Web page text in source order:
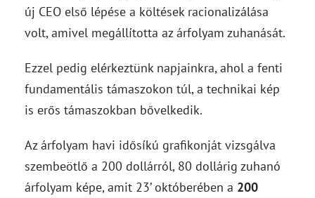
új CEO első lépése a költések racionalizálása
volt, amivel megállította az árfolyam zuhanását.
Ezzel pedig elérkeztünk napjainkra, ahol a fenti
fundamentális támaszokon túl, a technikai kép
is erős támaszokban bővelkedik.
Az árfolyam havi idősíkú grafikonját vizsgálva
szembeötlő a 200 dollárról, 80 dollárig zuhanó
árfolyam képe, amit 23’ októberében a 200